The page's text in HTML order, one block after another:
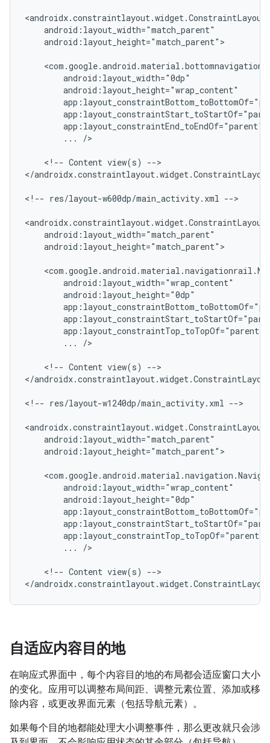
android:layout_height="match_parent">
...
/>
<!-- Content view(s)
-->
</
<!-- res/layout-w600dp/main_activity.xml -->
android:layout_height="match_parent">
...
/>
<!-- Content view(s)
-->
</
<!-- res/layout-w1240dp/main_activity.xml -->
android:layout_height="match_parent">
...
/>
<!-- Content view(s) -->
自适应内容目的地
在响应式界面中，每个内容目的地的布局都会适应窗口大小
的变化。应用可以调整布局间距、调整元素位置、添加或移
除内容，或更改界面元素（包括导航元素）。
如果每个目的地都能处理大小调整事件，那么更改就只会涉